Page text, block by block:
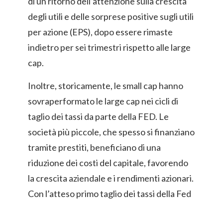
degli utili e delle sorprese positive sugli utili
per azione (EPS), dopo essere rimaste
indietro per sei trimestri rispetto alle large
cap.
Inoltre, storicamente, le small cap hanno
sovraperformato le large cap nei cicli di
taglio dei tassi da parte della FED. Le
società più piccole, che spesso si finanziano
tramite prestiti, beneficiano di una
riduzione dei costi del capitale, favorendo
la crescita aziendale e i rendimenti azionari.
Con l’atteso primo taglio dei tassi della Fed